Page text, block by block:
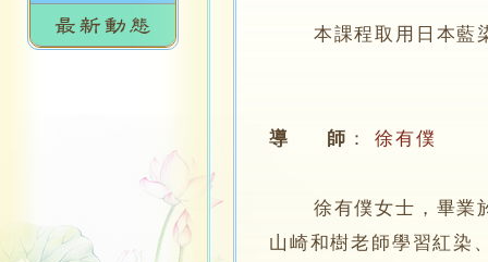
本課程取用日本藍染
導 師 ： 徐有僕
徐有僕女士，畢業於
山崎和樹老師學習紅染